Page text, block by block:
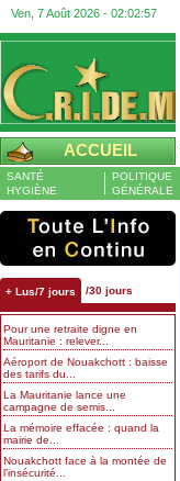
Ven, 7 Août 2026 - 02:02:58
ACCUEIL
SANTÉ
HYGIÈNE
POLITIQUE
GÉNÉRALE
+ Lus/7 jours /30 jours
Pour une retraite digne en
Mauritanie : relever...
Aéroport de Nouakchott : baisse
des tarifs du...
La Mauritanie lance une
campagne de semis...
La mémoire effacée : quand la
mairie de...
Nouakchott face à la montée de
l’insécurité...